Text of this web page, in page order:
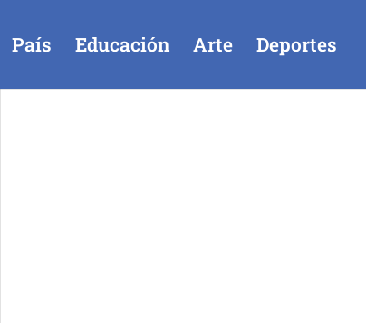
País Educación Arte Deportes